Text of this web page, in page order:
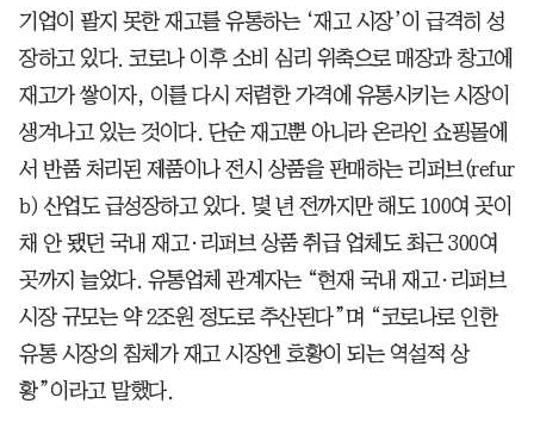
기업이 팔지 못한 재고를 유통하는 ‘재고 시장’이 급격히 성
장하고 있다. 코로나 이후 소비 심리 위축으로 매장과 창고에
재고가 쌓이자, 이를 다시 저렴한 가격에 유통시키는 시장이
생겨나고 있는 것이다. 단순 재고뿐 아니라 온라인 쇼핑몰에
서 반품 처리된 제품이나 전시 상품을 판매하는 리퍼브(refur
b) 산업도 급성장하고 있다. 몇 년 전까지만 해도 100여 곳이
채 안 됐던 국내 재고·리퍼브 상품 취급 업체도 최근 300여
곳까지 늘었다. 유통업체 관계자는 “현재 국내 재고·리퍼브
시장 규모는 약 2조원 정도로 추산된다”며 “코로나로 인한
유통 시장의 침체가 재고 시장엔 호황이 되는 역설적 상
황”이라고 말했다.